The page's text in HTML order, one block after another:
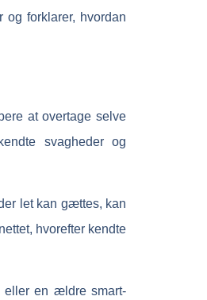
og forklarer, hvordan
at overtage selve
svagheder og
let kan gættes, kan
hvorefter kendte
eller en ældre smart-